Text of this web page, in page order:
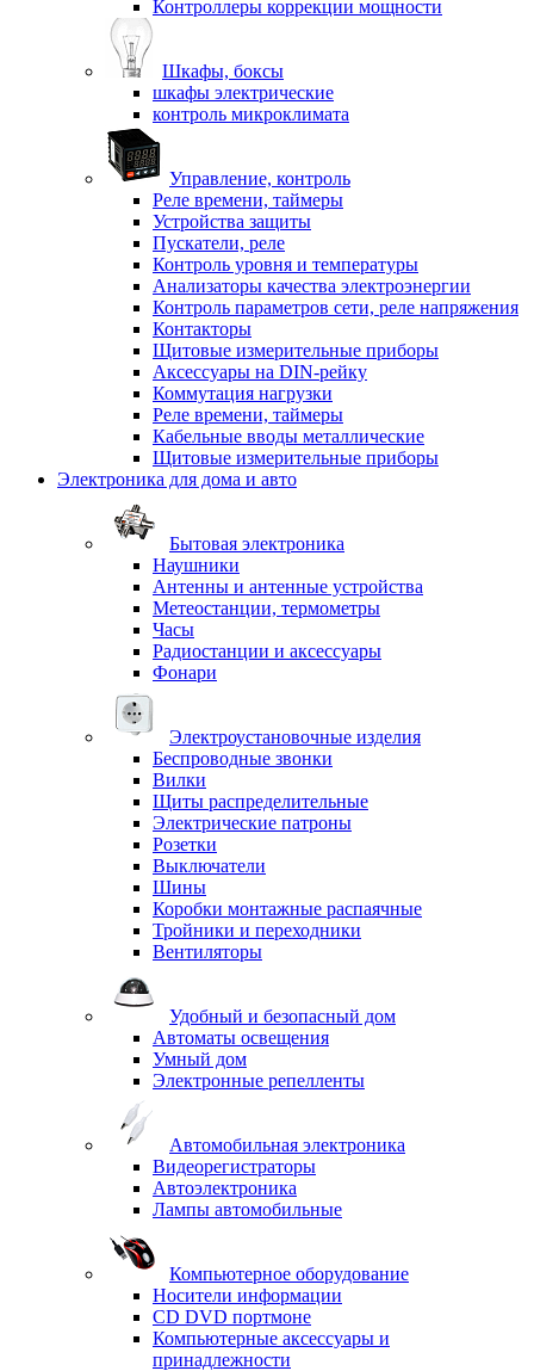
Контроллеры коррекции мощности
Шкафы, боксы
шкафы электрические
контроль микроклимата
Управление, контроль
Реле времени, таймеры
Устройства защиты
Пускатели, реле
Контроль уровня и температуры
Анализаторы качества электроэнергии
Контроль параметров сети, реле напряжения
Контакторы
Щитовые измерительные приборы
Аксессуары на DIN-рейку
Коммутация нагрузки
Реле времени, таймеры
Кабельные вводы металлические
Щитовые измерительные приборы
Электроника для дома и авто
Бытовая электроника
Наушники
Антенны и антенные устройства
Метеостанции, термометры
Часы
Радиостанции и аксессуары
Фонари
Электроустановочные изделия
Беспроводные звонки
Вилки
Щиты распределительные
Электрические патроны
Розетки
Выключатели
Шины
Коробки монтажные распаячные
Тройники и переходники
Вентиляторы
Удобный и безопасный дом
Автоматы освещения
Умный дом
Электронные репелленты
Автомобильная электроника
Видеорегистраторы
Автоэлектроника
Лампы автомобильные
Компьютерное оборудование
Носители информации
CD DVD портмоне
Компьютерные аксессуары и
принадлежности